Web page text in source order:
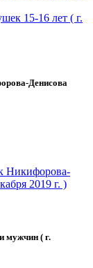
15-16 лет ( г.
Денисова
Никифорова-
2019 г. )
мужчин ( г.